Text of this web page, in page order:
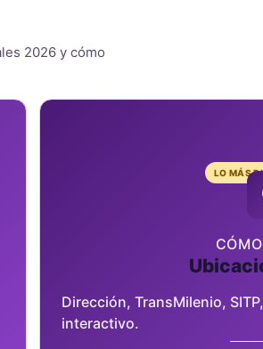
2026 y cómo
LO MÁS
Dirección, TransMilenio,
interactivo.